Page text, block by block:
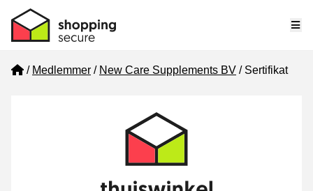
Home
Medlemmer New Care Supplements BV Sertifikat